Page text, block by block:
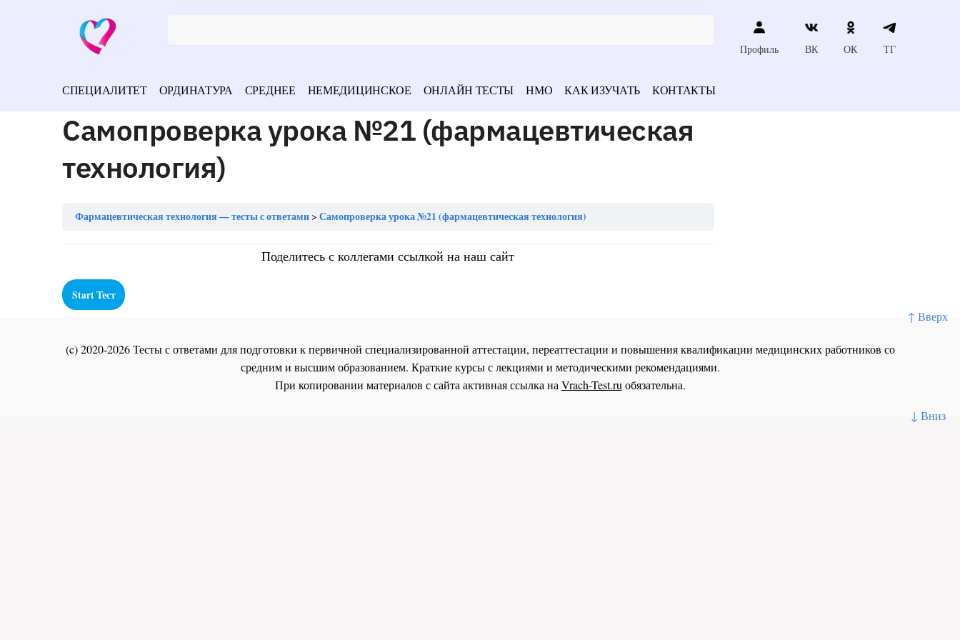
↑ Вверх
↓ Вниз
Профиль ВК ОК ТГ
СПЕЦИАЛИТЕТ ОРДИНАТУРА СРЕДНЕЕ НЕМЕДИЦИНСКОЕ ОНЛАЙН ТЕСТЫ НМО КАК ИЗУЧАТЬ КОНТАКТЫ
Самопроверка урока №21 (фармацевтическая
технология)
Фармацевтическая технология — тесты с ответами Самопроверка урока №21 (фармацевтическая технология)
Поделитесь с коллегами ссылкой на наш сайт
(c) 2020-2026 Тесты с ответами для подготовки к первичной специализированной аттестации, переаттестации и повышения квалификации медицинских работников со
средним и высшим образованием. Краткие курсы с лекциями и методическими рекомендациями.
При копировании материалов с сайта активная ссылка на Vrach-Test.ru обязательна.